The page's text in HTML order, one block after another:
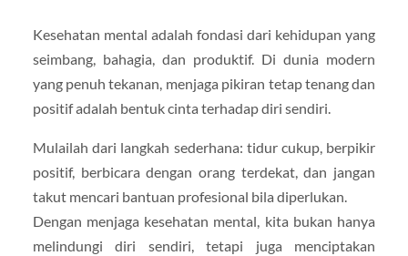
Kesehatan mental adalah fondasi dari kehidupan yang
seimbang, bahagia, dan produktif. Di dunia modern
yang penuh tekanan, menjaga pikiran tetap tenang dan
positif adalah bentuk cinta terhadap diri sendiri.
Mulailah dari langkah sederhana: tidur cukup, berpikir
positif, berbicara dengan orang terdekat, dan jangan
takut mencari bantuan profesional bila diperlukan.
Dengan menjaga kesehatan mental, kita bukan hanya
melindungi diri sendiri, tetapi juga menciptakan